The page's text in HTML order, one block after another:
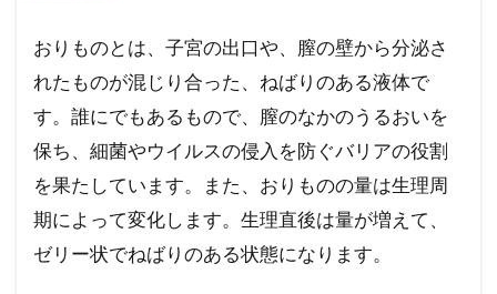
おりものとは、子宮の出口や、膣の壁から分泌さ
れたものが混じり合った、ねばりのある液体で
す。誰にでもあるもので、膣のなかのうるおいを
保ち、細菌やウイルスの侵入を防ぐバリアの役割
を果たしています。また、おりものの量は生理周
期によって変化します。生理直後は量が増えて、
ゼリー状でねばりのある状態になります。
ごきそレディスクリニック院長
ごきそレディスクリニック
こうレディースクリニック・江ノ島
けい子レディースクリニック表参道